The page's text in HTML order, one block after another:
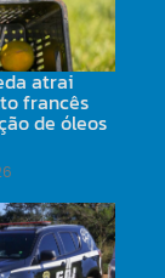
atrai
francês
de óleos